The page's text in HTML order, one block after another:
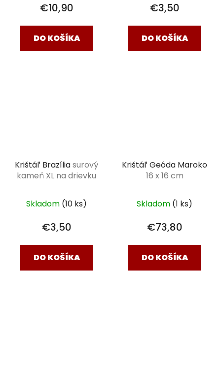
€10,90
DO KOŠÍKA
€3,50
DO KOŠÍKA
Krištáľ Brazíliasurový
kameň XL na drievku
Skladom (10 ks)
€3,50
DO KOŠÍKA
Krištáľ Geóda Maroko
16 x 16 cm
Skladom (1 ks)
€73,80
DO KOŠÍKA